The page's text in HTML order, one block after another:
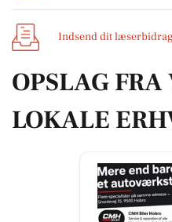
Indsend dit
OPSLAG FRA
LOKALE